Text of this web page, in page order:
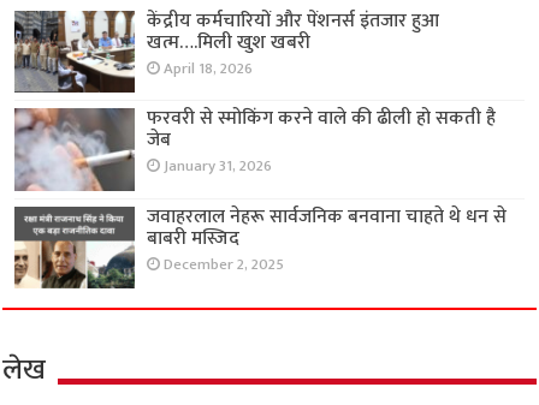
केंद्रीय कर्मचारियों और पेंशनर्स इंतजार हुआ
खत्म….मिली खुश खबरी
April 18, 2026
फरवरी से स्मोकिंग करने वाले की ढीली हो सकती है
जेब
January 31, 2026
जवाहरलाल नेहरू सार्वजनिक बनवाना चाहते थे धन से
बाबरी मस्जिद
December 2, 2025
लेख